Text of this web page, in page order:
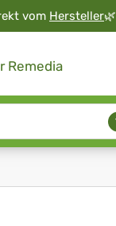
vom Hersteller🌿
Remedia